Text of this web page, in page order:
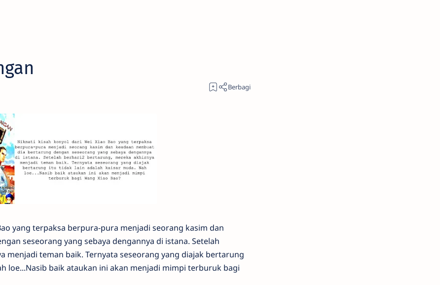
yang terpaksa berpura-pura menjadi seorang kasim dan
seseorang yang sebaya dengannya di istana. Setelah
menjadi teman baik. Ternyata seseorang yang diajak bertarung
loe...Nasib baik ataukan ini akan menjadi mimpi terburuk bagi